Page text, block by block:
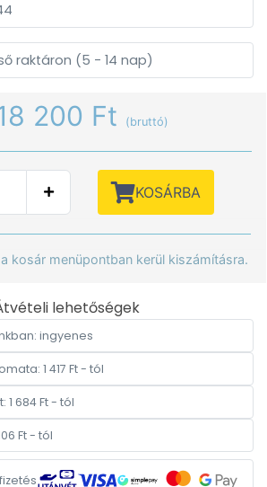
raktáron (5 - 14 nap)
200 Ft (bruttó)
KOSÁRBA
kosár menüpontban kerül kiszámításra.
lehetőségek
ingyenes
1 417 Ft - tól
684 Ft - tól
Ft - tól